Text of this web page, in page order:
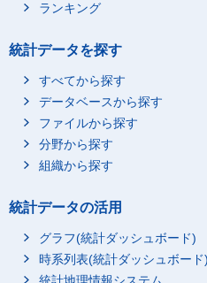
ランキング
統計データを探す
すべてから探す
データベースから探す
ファイルから探す
分野から探す
組織から探す
統計データの活用
グラフ(統計ダッシュボード)
時系列表(統計ダッシュボード)